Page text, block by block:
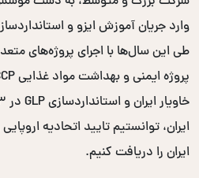
وارد جریان آموزش ایزو و
طی این سال‌ها با اجرای پروژه‌های
ایران را دریافت کنیم.